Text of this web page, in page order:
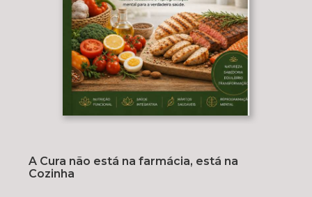
A Cura não está na farmácia, está na
Cozinha